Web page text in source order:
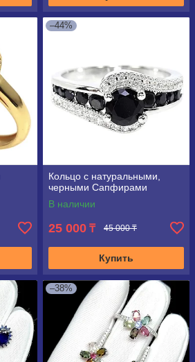
–44%
Кольцо с натуральными,
черными Сапфирами
В наличии
25 000 ₸ 45 000 ₸
Купить
–38%